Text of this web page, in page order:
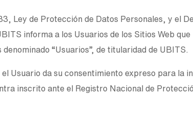
Ley de Protección de Datos Personales, y el
informa a los Usuarios de los Sitios Web
“Usuarios”, de titularidad de UBITS.
Usuario da su consentimiento expreso para la
inscrito ante el Registro Nacional de